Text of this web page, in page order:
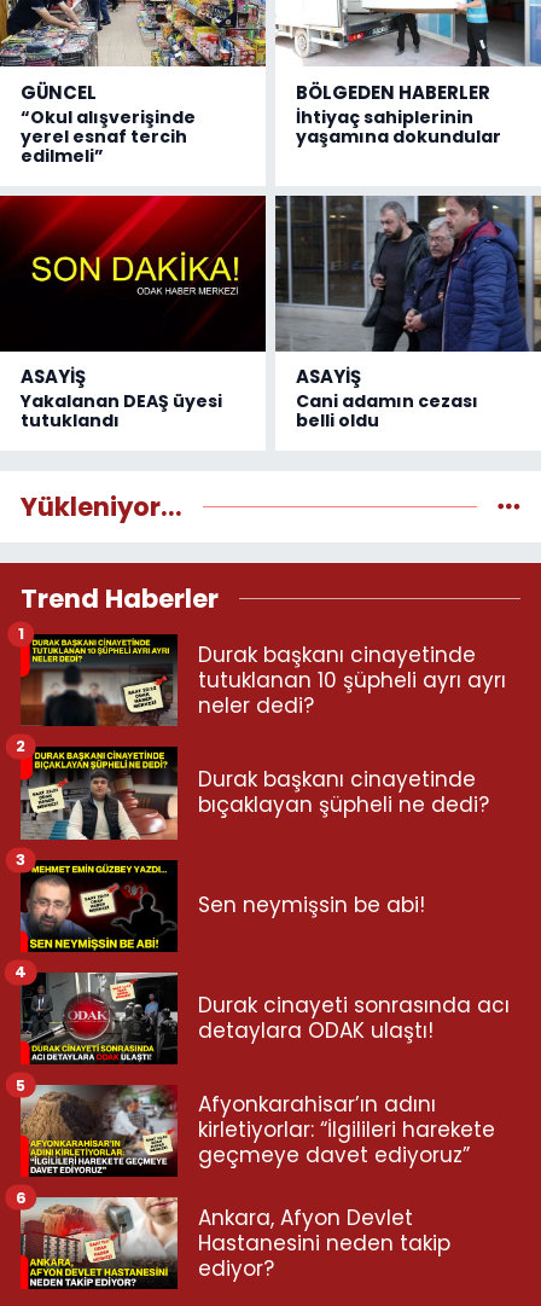
GÜNCEL
“Okul alışverişinde
yerel esnaf tercih
edilmeli”
BÖLGEDEN HABERLER
İhtiyaç sahiplerinin
yaşamına dokundular
ASAYİŞ
Yakalanan DEAŞ üyesi
tutuklandı
ASAYİŞ
Cani adamın cezası
belli oldu
Yükleniyor...
Trend Haberler
Durak başkanı cinayetinde
tutuklanan 10 şüpheli ayrı ayrı
neler dedi?
1
Durak başkanı cinayetinde
bıçaklayan şüpheli ne dedi?
2
Sen neymişsin be abi!
3
Durak cinayeti sonrasında acı
detaylara ODAK ulaştı!
4
Afyonkarahisar’ın adını
kirletiyorlar: “İlgilileri harekete
geçmeye davet ediyoruz”
5
Ankara, Afyon Devlet
Hastanesini neden takip
ediyor?
6